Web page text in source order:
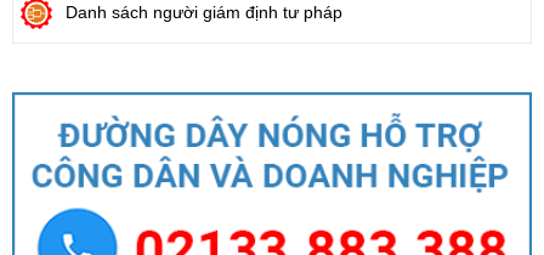
Danh sách người giám định tư pháp